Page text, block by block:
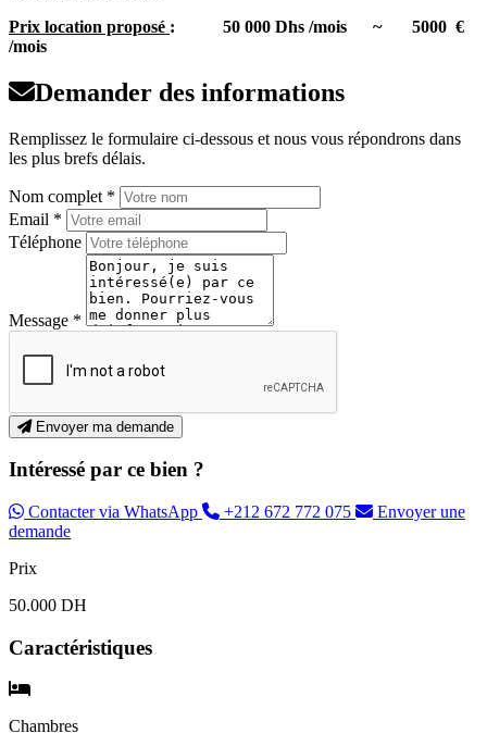
Prix location proposé : 50 000 Dhs /mois
~ 5000 €
/mois
Demander des informations
Remplissez le formulaire ci-dessous et nous vous répondrons dans
les plus brefs délais.
Nom complet *
Email *
Téléphone
Message *
Envoyer ma demande
Intéressé par ce bien ?
Contacter via WhatsApp +212 672 772 075
Envoyer une
demande
Prix
50.000 DH
Caractéristiques
Chambres